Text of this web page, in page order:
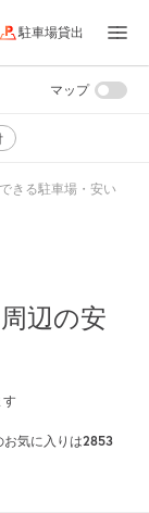
駐車場貸出
マップ
きる駐車場・安い
周辺の安
す
気に入りは2853